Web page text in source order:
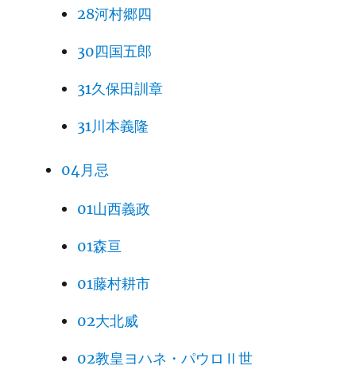
28河村郷四
30四国五郎
31久保田訓章
31川本義隆
04月忌
01山西義政
01森亘
01藤村耕市
02大北威
02教皇ヨハネ・パウロⅡ世